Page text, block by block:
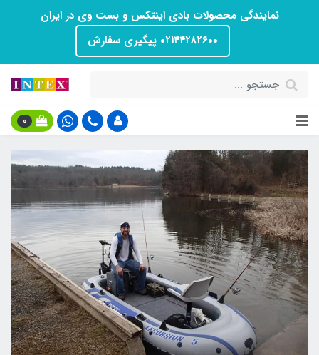
نمایندگی محصولات بادی اینتکس و بست وی در ایران
۰۲۱۴۴۲۸۲۶۰۰ پیگیری سفارش
0